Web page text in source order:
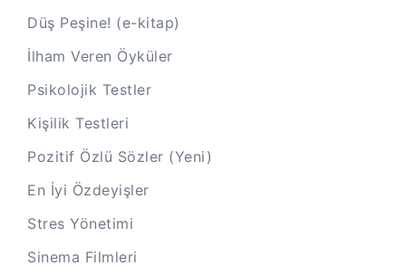
Düş Peşine! (e-kitap)
İlham Veren Öyküler
Psikolojik Testler
Kişilik Testleri
Pozitif Özlü Sözler (Yeni)
En İyi Özdeyişler
Stres Yönetimi
Sinema Filmleri